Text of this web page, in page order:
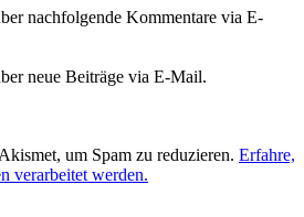
nachfolgende Kommentare via E-
neue Beiträge via E-Mail.
um Spam zu reduzieren. Erfahre,
verarbeitet werden.